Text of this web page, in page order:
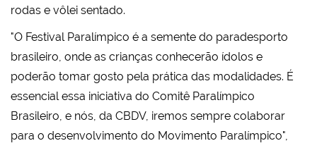
rodas e vôlei sentado.
"O Festival Paralímpico é a semente do paradesporto
brasileiro, onde as crianças conhecerão ídolos e
poderão tomar gosto pela prática das modalidades. É
essencial essa iniciativa do Comitê Paralímpico
Brasileiro, e nós, da CBDV, iremos sempre colaborar
para o desenvolvimento do Movimento Paralímpico",